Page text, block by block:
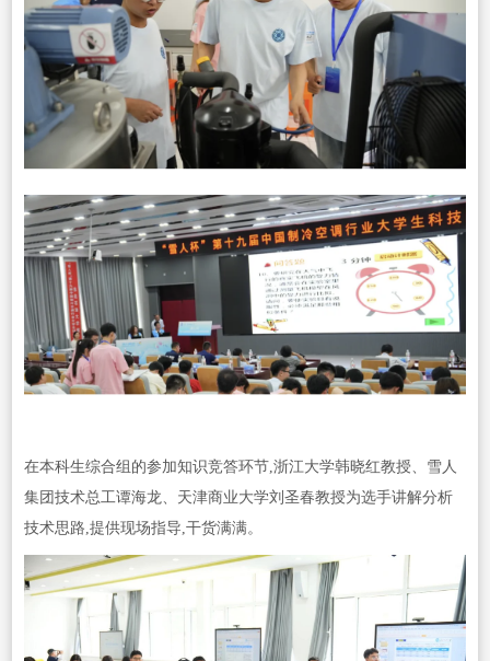
在本科生综合组的参加知识竞答环节,浙江大学韩晓红教授、雪人
集团技术总工谭海龙、天津商业大学刘圣春教授为选手讲解分析
技术思路,提供现场指导,干货满满。